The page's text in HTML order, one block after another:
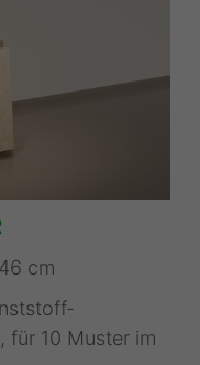
cm
für 10 Muster im